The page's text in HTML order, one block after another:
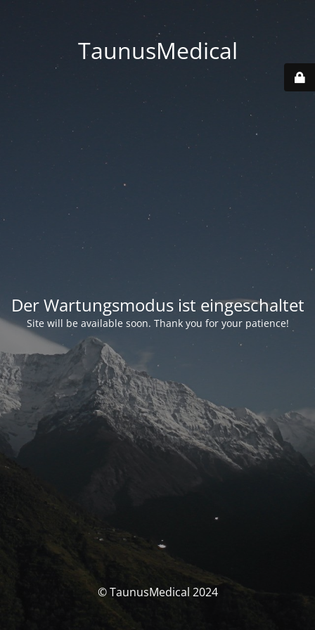
TaunusMedical
Der Wartungsmodus ist eingeschaltet
Site will be available soon. Thank you for your patience!
© TaunusMedical 2024